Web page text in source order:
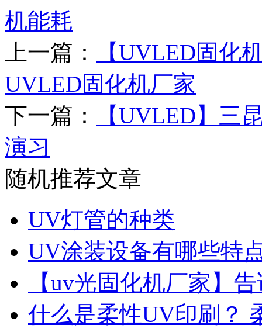
机能耗
上一篇：
【UVLED固化
UVLED固化机厂家
下一篇：
【UVLED】三
演习
随机推荐文章
UV灯管的种类
UV涂装设备有哪些特
【uv光固化机厂家】
什么是柔性UV印刷？